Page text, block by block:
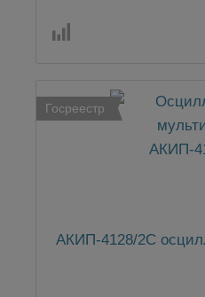
Госреестр
АКИП-4128/2С